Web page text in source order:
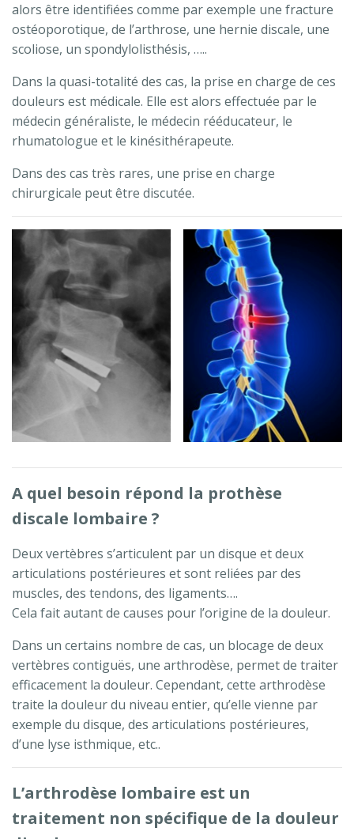
alors être identifiées comme par exemple une fracture
ostéoporotique, de l’arthrose, une hernie discale, une
scoliose, un spondylolisthésis, …..
Dans la quasi-totalité des cas, la prise en charge de ces
douleurs est médicale. Elle est alors effectuée par le
médecin généraliste, le médecin rééducateur, le
rhumatologue et le kinésithérapeute.
Dans des cas très rares, une prise en charge
chirurgicale peut être discutée.
A quel besoin répond la prothèse
discale lombaire ?
Deux vertèbres s’articulent par un disque et deux
articulations postérieures et sont reliées par des
muscles, des tendons, des ligaments….
Cela fait autant de causes pour l’origine de la douleur.
Dans un certains nombre de cas, un blocage de deux
vertèbres contiguës, une arthrodèse, permet de traiter
efficacement la douleur. Cependant, cette arthrodèse
traite la douleur du niveau entier, qu’elle vienne par
exemple du disque, des articulations postérieures,
d’une lyse isthmique, etc..
L’arthrodèse lombaire est un
traitement non spécifique de la douleur